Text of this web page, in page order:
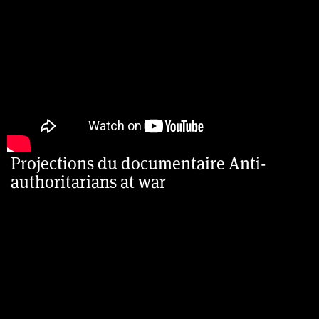
Projections du documentaire Anti-
authoritarians at war